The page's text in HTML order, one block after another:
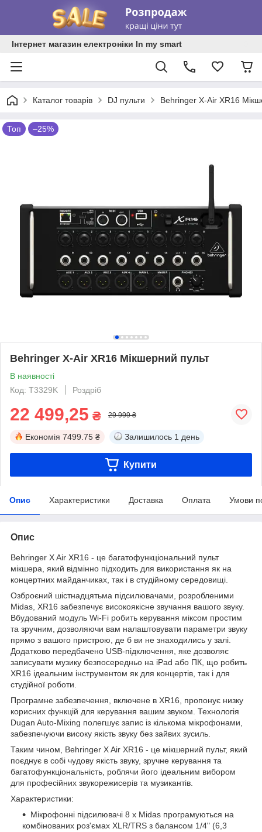
Інтернет магазин електроніки In my smart
Каталог товарів DJ пульти Behringer X-Air XR16
Топ –25%
Behringer X-Air XR16 Мікшерний пульт
В наявності
Код: T3329K
Роздріб
22 499,25 ₴ 29 999 ₴
Економія 7499.75 ₴ Залишилось 1 день
Купити
Опис Характеристики Доставка Оплата Умови
Опис
Behringer X Air XR16 - це багатофункціональний пульт
мікшера, який відмінно підходить для використання як на
концертних майданчиках, так і в студійному середовищі.
Озброєний шістнадцятьма підсилювачами, розробленими
Midas, XR16 забезпечує високоякісне звучання вашого звуку.
Вбудований модуль Wi-Fi робить керування міксом простим
та зручним, дозволяючи вам налаштовувати параметри звуку
прямо з вашого пристрою, де б ви не знаходились у залі.
Додатково передбачено USB-підключення, яке дозволяє
записувати музику безпосередньо на iPad або ПК, що робить
XR16 ідеальним інструментом як для концертів, так і для
студійної роботи.
Програмне забезпечення, включене в XR16, пропонує низку
корисних функцій для керування вашим звуком. Технологія
Dugan Auto-Mixing полегшує запис із кількома мікрофонами,
забезпечуючи високу якість звуку без зайвих зусиль.
Таким чином, Behringer X Air XR16 - це мікшерний пульт, який
поєднує в собі чудову якість звуку, зручне керування та
багатофункціональність, роблячи його ідеальним вибором
для професійних звукорежисерів та музикантів.
Характеристики:
Мікрофонні підсилювачі 8 x Midas програмуються на
комбінованих роз'ємах XLR/TRS з балансом 1/4" (6,3